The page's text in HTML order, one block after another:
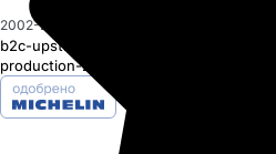
2002-2026
b2c-upstream-19
production-29400